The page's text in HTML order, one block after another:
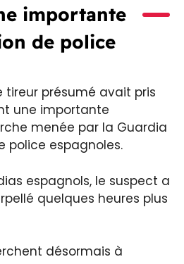
importante
de police
tireur présumé avait pris
une importante
menée par la Guardia
police espagnoles.
espagnols, le suspect a
quelques heures plus
désormais à